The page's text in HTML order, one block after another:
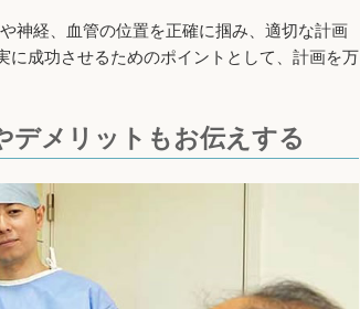
神経、血管の位置を正確に掴み、適切な計画
に成功させるためのポイントとして、計画を万
メリットもお伝えする